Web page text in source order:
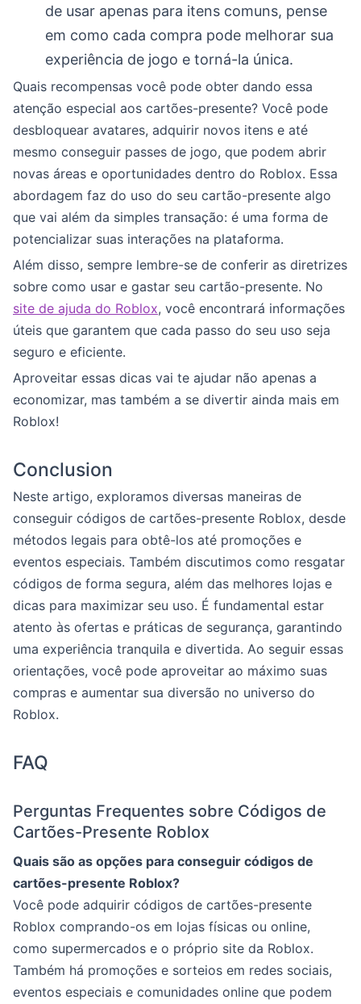
de usar apenas para itens comuns, pense
em como cada compra pode melhorar sua
experiência de jogo e torná-la única.
Quais recompensas você pode obter dando essa
atenção especial aos cartões-presente? Você pode
desbloquear avatares, adquirir novos itens e até
mesmo conseguir passes de jogo, que podem abrir
novas áreas e oportunidades dentro do Roblox. Essa
abordagem faz do uso do seu cartão-presente algo
que vai além da simples transação: é uma forma de
potencializar suas interações na plataforma.
Além disso, sempre lembre-se de conferir as diretrizes
sobre como usar e gastar seu cartão-presente. No
site de ajuda do Roblox, você encontrará informações
úteis que garantem que cada passo do seu uso seja
seguro e eficiente.
Aproveitar essas dicas vai te ajudar não apenas a
economizar, mas também a se divertir ainda mais em
Roblox!
Conclusion
Neste artigo, exploramos diversas maneiras de
conseguir códigos de cartões-presente Roblox, desde
métodos legais para obtê-los até promoções e
eventos especiais. Também discutimos como resgatar
códigos de forma segura, além das melhores lojas e
dicas para maximizar seu uso. É fundamental estar
atento às ofertas e práticas de segurança, garantindo
uma experiência tranquila e divertida. Ao seguir essas
orientações, você pode aproveitar ao máximo suas
compras e aumentar sua diversão no universo do
Roblox.
FAQ
Perguntas Frequentes sobre Códigos de
Cartões-Presente Roblox
Quais são as opções para conseguir códigos de
cartões-presente Roblox?
Você pode adquirir códigos de cartões-presente
Roblox comprando-os em lojas físicas ou online,
como supermercados e o próprio site da Roblox.
Também há promoções e sorteios em redes sociais,
eventos especiais e comunidades online que podem